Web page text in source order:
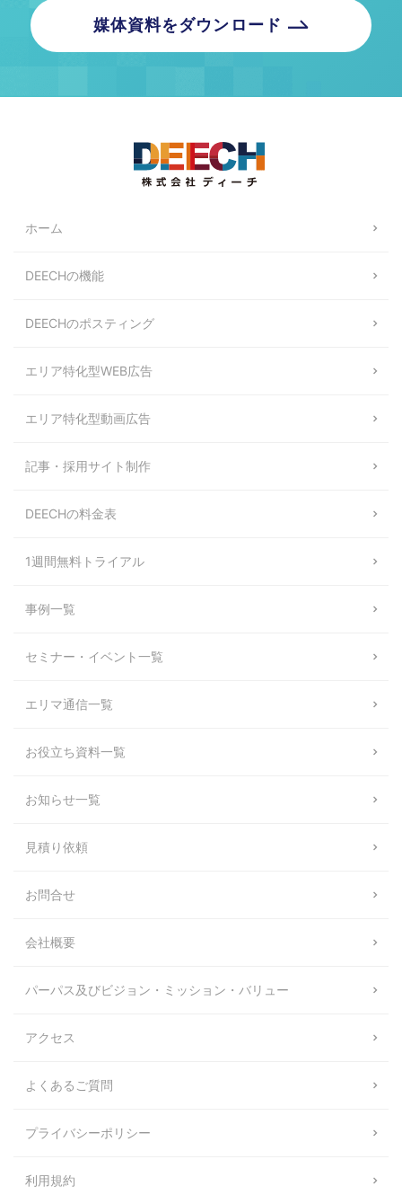
媒体資料をダウンロード
ホーム
DEECHの機能
DEECHのポスティング
エリア特化型WEB広告
エリア特化型動画広告
記事・採用サイト制作
DEECHの料金表
1週間無料トライアル
事例一覧
セミナー・イベント一覧
エリマ通信一覧
お役立ち資料一覧
お知らせ一覧
見積り依頼
お問合せ
会社概要
パーパス及びビジョン・ミッション・バリュー
アクセス
よくあるご質問
プライバシーポリシー
利用規約